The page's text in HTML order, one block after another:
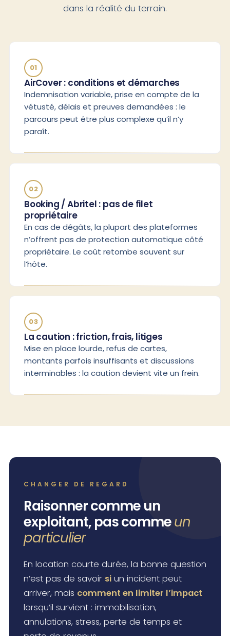
dans la réalité du terrain.
01
AirCover : conditions et démarches
Indemnisation variable, prise en compte de la
vétusté, délais et preuves demandées : le
parcours peut être plus complexe qu’il n’y
paraît.
02
Booking / Abritel : pas de filet
propriétaire
En cas de dégâts, la plupart des plateformes
n’offrent pas de protection automatique côté
propriétaire. Le coût retombe souvent sur
l’hôte.
03
La caution : friction, frais, litiges
Mise en place lourde, refus de cartes,
montants parfois insuffisants et discussions
interminables : la caution devient vite un frein.
CHANGER DE REGARD
Raisonner comme un
exploitant, pas commeun
particulier
En location courte durée, la bonne question
n’est pas de savoir si un incident peut
arriver, mais comment en limiter l’impact
lorsqu’il survient : immobilisation,
annulations, stress, perte de temps et